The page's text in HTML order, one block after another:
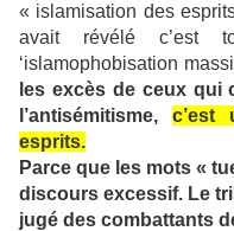
« islamisation des
avait révélé c’est
‘islamophobisation
les excès de ceux qui
l’antisémitisme, c’est
esprits.
Parce que les mots «
discours excessif. Le
jugé des combattants